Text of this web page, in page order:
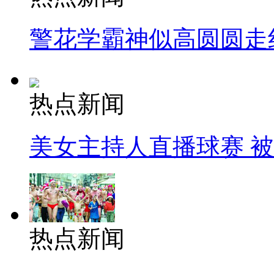
警花学霸神似高圆圆走
热点新闻
美女主持人直播球赛
热点新闻